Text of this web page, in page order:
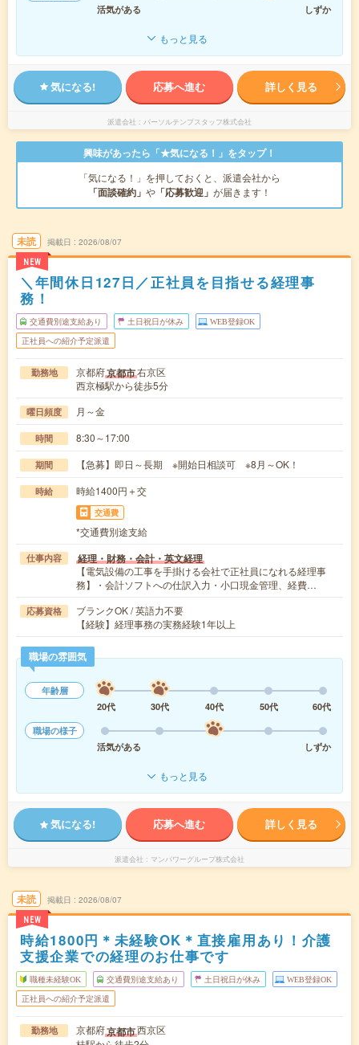
活気がある
しずか
もっと見る
気になる! 応募へ進む 詳しく見る
派遣会社 パーソルテンプスタッフ株式会社
興味があったら「★気になる！」をタップ！
「気になる！」を押しておくと、派遣会社から
「面談確約」 や 「応募歓迎」 が届きます！
未読
NEW
掲載日 2026/08/07
＼年間休日127日／正社員を目指せる経理事
務！
交通費別途支給あり 土日祝日が休み WEB登録OK
正社員への紹介予定派遣
勤務地 京都府京都市右京区
西京極駅から徒歩5分
曜日頻度 月～金
時間 8:30～17:00
期間 【急募】即日～長期 ※開始日相談可 ※8月～OK！
時給 時給1400円＋交
交通費
*交通費別途支給
仕事内容 経理・財務・会計・英文経理
【電気設備の工事を手掛ける会社で正社員になれる経理事
務】・会計ソフトへの仕訳入力・小口現金管理、経費…
応募資格
ブランクOK / 英語力不要
【経験】経理事務の実務経験1年以上
職場の雰囲気
年齢層
20代
30代 40代 50代
60代
職場の様子
活気がある
しずか
もっと見る
気になる! 応募へ進む 詳しく見る
派遣会社 マンパワーグループ株式会社
未読
NEW
掲載日 2026/08/07
時給1800円＊未経験OK＊直接雇用あり！介護
支援企業での経理のお仕事です
職種未経験OK 交通費別途支給あり 土日祝日が休み WEB登録OK
正社員への紹介予定派遣
勤務地 京都府京都市西京区